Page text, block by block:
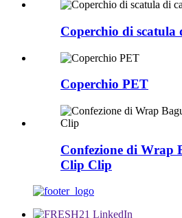
Coperchio di scatula
Coperchio PET
Confezione di Wrap
Clip Clip